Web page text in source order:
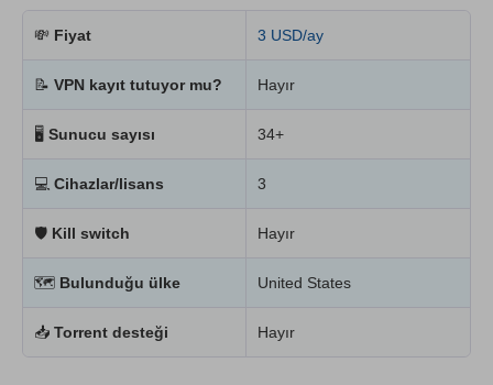
💸 Fiyat 3 USD/ay
📝 VPN kayıt tutuyor mu? Hayır
🖥 Sunucu sayısı 34+
💻 Cihazlar/lisans 3
🛡 Kill switch Hayır
🗺 Bulunduğu ülke United States
📥 Torrent desteği Hayır